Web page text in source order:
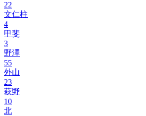
22
文仁柱
4
甲斐
3
野澤
55
外山
23
萩野
10
北